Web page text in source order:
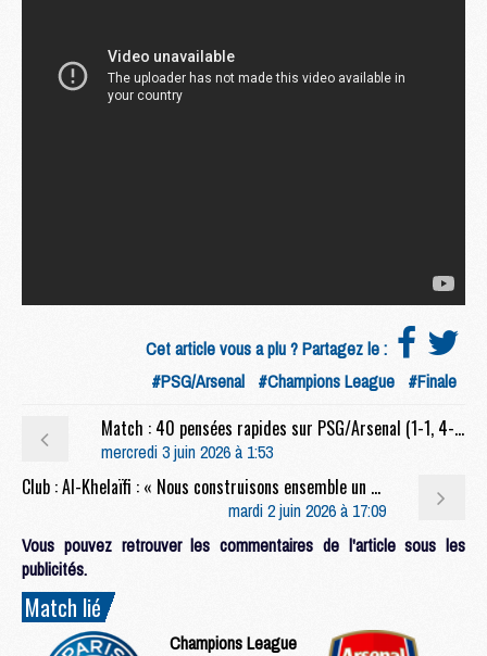
Cet article vous a plu ? Partagez le :
#PSG/Arsenal #Champions League #Finale
Match : 40 pensées rapides sur PSG/Arsenal (1-1, 4-3 t.a.b.)
mercredi 3 juin 2026 à 1:53
Club : Al-Khelaïfi : « Nous construisons ensemble un héritage durable »
mardi 2 juin 2026 à 17:09
Vous pouvez retrouver les commentaires de l'article sous les
publicités.
Match lié
Champions League